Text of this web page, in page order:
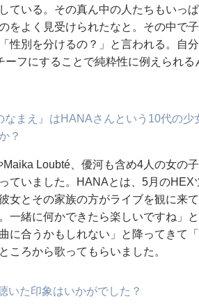
ている。その真ん中の人たちもいっ
をよく見受けられたなと。その中で
性別を分けるの？」と言われる。自
ーフにすることで純粋性に例えられ
まえ』はHANAさんという10代の
？
Loubté、優河も含め4人の女の
ていました。HANAとは、5月の
女とその家族の方がライブを観に来
一緒に何かできたら楽しいですね」
に合うかもしれない」と降ってきて
ころから歌ってもらいました。
た印象はいかがでした？